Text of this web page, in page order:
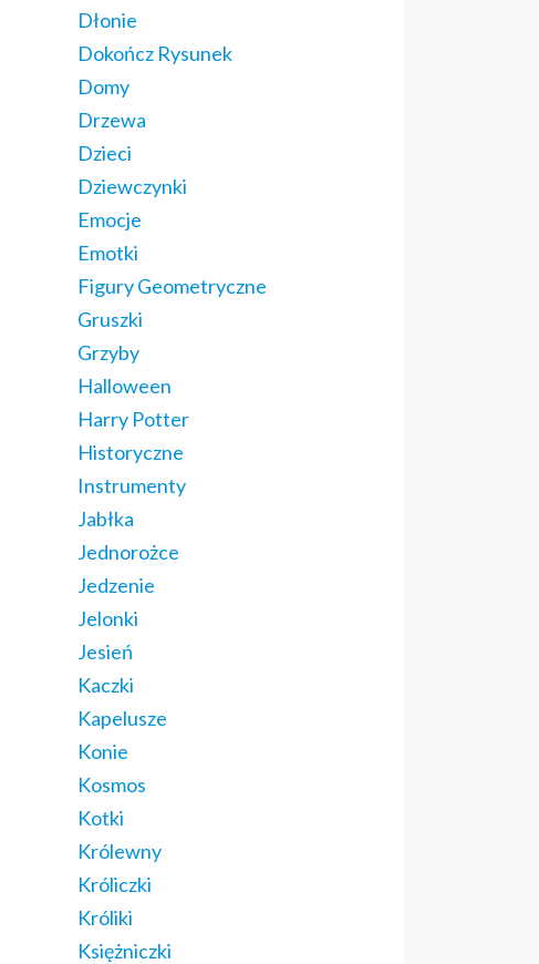
Dłonie
Dokończ Rysunek
Domy
Drzewa
Dzieci
Dziewczynki
Emocje
Emotki
Figury Geometryczne
Gruszki
Grzyby
Halloween
Harry Potter
Historyczne
Instrumenty
Jabłka
Jednorożce
Jedzenie
Jelonki
Jesień
Kaczki
Kapelusze
Konie
Kosmos
Kotki
Królewny
Króliczki
Króliki
Księżniczki